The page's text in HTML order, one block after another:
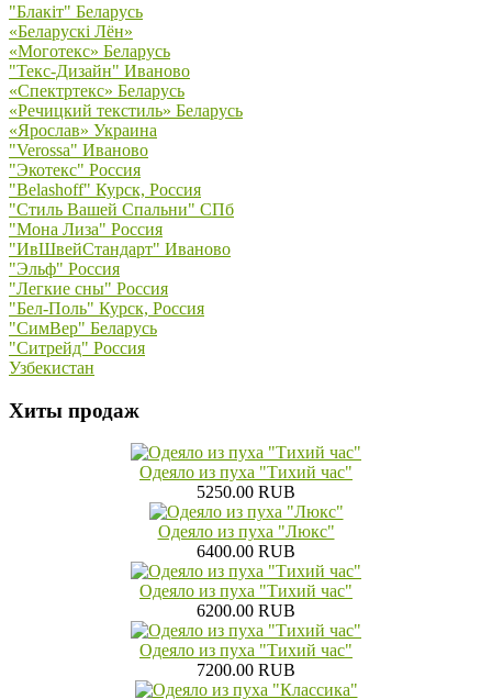
"Блакiт" Беларусь
«Беларускi Лён»
«Моготекс» Беларусь
"Текс-Дизайн" Иваново
«Спектртекс» Беларусь
«Речицкий текстиль» Беларусь
«Ярослав» Украина
"Verossa" Иваново
"Экотекс" Россия
"Belashoff" Курск, Россия
"Стиль Вашей Спальни" СПб
"Мона Лиза" Россия
"ИвШвейСтандарт" Иваново
"Эльф" Россия
"Легкие сны" Россия
"Бел-Поль" Курск, Россия
"СимВер" Беларусь
"Ситрейд" Россия
Узбекистан
Хиты продаж
Одеяло из пуха "Тихий час"
5250.00 RUB
Одеяло из пуха "Люкс"
6400.00 RUB
Одеяло из пуха "Тихий час"
6200.00 RUB
Одеяло из пуха "Тихий час"
7200.00 RUB